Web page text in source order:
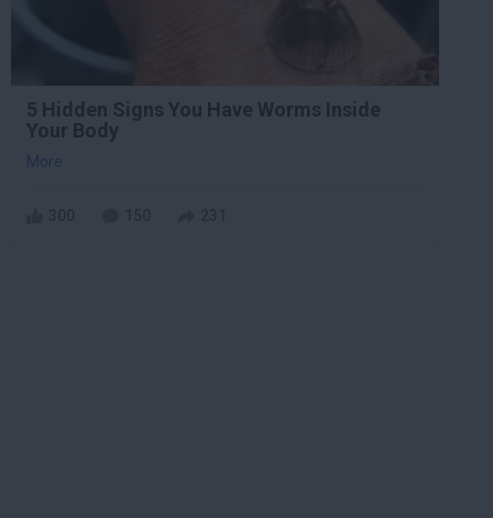
5 Hidden Signs You Have Worms Inside
Your Body
More